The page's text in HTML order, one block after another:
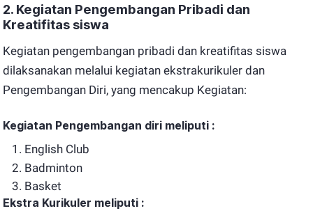
2. Kegiatan Pengembangan Pribadi dan
Kreatifitas siswa
Kegiatan pengembangan pribadi dan kreatifitas siswa
dilaksanakan melalui kegiatan ekstrakurikuler dan
Pengembangan Diri, yang mencakup Kegiatan:
Kegiatan Pengembangan diri meliputi :
English Club
Badminton
Basket
Ekstra Kurikuler meliputi :